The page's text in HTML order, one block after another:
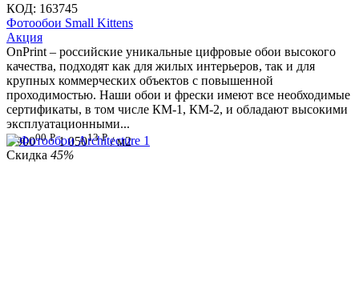
КОД: 163745
Фотообои Small Kittens
Aкция
OnPrint – российские уникальные цифровые обои высокого
качества, подходят как для жилых интерьеров, так и для
крупных коммерческих объектов с повышенной
проходимостью. Наши обои и фрески имеют все необходимые
сертификаты, в том числе КМ-1, КМ-2, и обладают высокими
эксплуатационными...
1 90000 Р 1 05013 Р / м2
Скидка 45%